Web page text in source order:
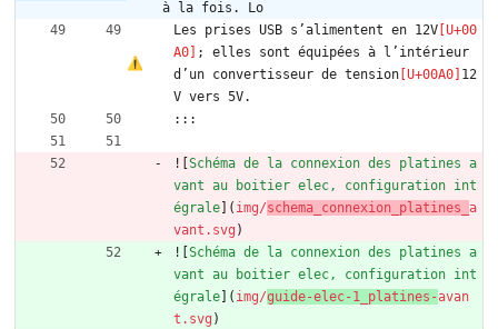
à la fois. Lo
Les prises USB s’alimentent en 12V
; elles sont équipées à l’intérieur
d’un convertisseur de tension
12
V vers 5V.
:::
![ Schéma de la connexion des platines a
vant au boitier elec, configuration int
égrale ]( img/schema_connexion_platines_ a
vant.svg )
![ Schéma de la connexion des platines a
vant au boitier elec, configuration int
égrale ]( img/guide-elec-1_platines-avan
t.svg )